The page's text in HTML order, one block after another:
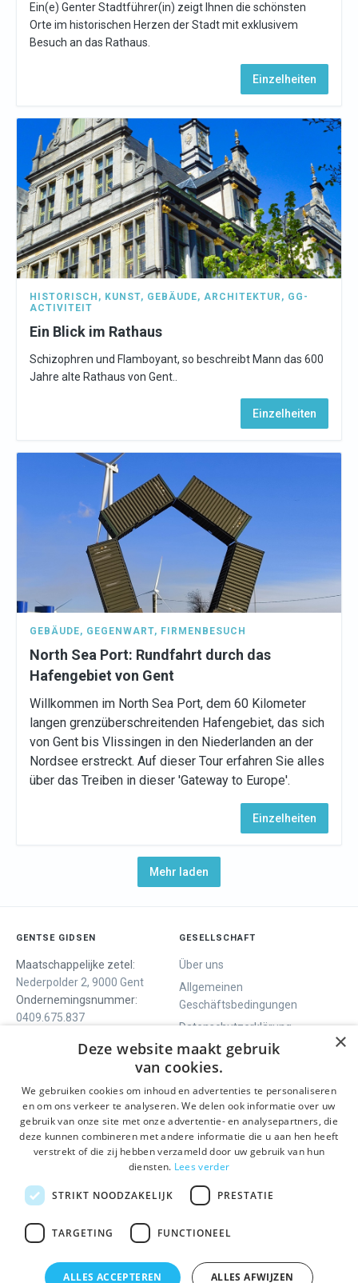
Ein(e) Genter Stadtführer(in) zeigt Ihnen die schönsten
Orte im historischen Herzen der Stadt mit exklusivem
Besuch an das Rathaus.
Einzelheiten
HISTORISCH , KUNST, GEBÄUDE, ARCHITEKTUR , GG-
ACTIVITEIT
Ein Blick im Rathaus
Schizophren und Flamboyant, so beschreibt Mann das 600
Jahre alte Rathaus von Gent..
Einzelheiten
GEBÄUDE, GEGENWART, FIRMENBESUCH
North Sea Port: Rundfahrt durch das
Hafengebiet von Gent
Willkommen im North Sea Port, dem 60 Kilometer
langen grenzüberschreitenden Hafengebiet, das sich
von Gent bis Vlissingen in den Niederlanden an der
Nordsee erstreckt. Auf dieser Tour erfahren Sie alles
über das Treiben in dieser 'Gateway to Europe'.
Einzelheiten
Mehr laden
GENTSE GIDSEN
Maatschappelijke zetel:
Nederpolder 2, 9000 Gent
Ondernemingsnummer:
0409.675.837
GESELLSCHAFT
Über uns
Allgemeinen
Geschäftsbedingungen
Datenschutzerklärung
Contact
WIR BIETEN
Geführte Tour
Tagesprogramm
Aktivitäten
SOCIALS
Facebook
Instagram
LinkedIn
BLEIBEN SIE INFORMIERT
Senden
×
Deze website maakt gebruik
van cookies.
We gebruiken cookies om inhoud en advertenties te personaliseren
en om ons verkeer te analyseren. We delen ook informatie over uw
gebruik van onze site met onze advertentie- en analysepartners, die
deze kunnen combineren met andere informatie die u aan hen heeft
verstrekt of die zij hebben verzameld door uw gebruik van hun
diensten. Lees verder
STRIKT NOODZAKELIJK PRESTATIE
TARGETING FUNCTIONEEL
ALLES ACCEPTEREN ALLES AFWIJZEN